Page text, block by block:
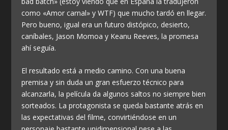
como «Amor carnal» y WTF) que mucho tardó en llegar.
Pero bueno, igual era un futuro distópico, desierto,
caníbales, Jason Momoa y Keanu Reeves, la promesa
ahí seguía.
El resultado está a medio camino. Con una buena
premisa y sin duda un gran esfuerzo técnico para
alcanzarla, la película da algunos saltos no siempre bien
sorteados. La protagonista se queda bastante atrás en
las expectativas del filme, convirtiéndose en un